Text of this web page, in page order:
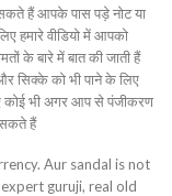
सकते हैं आपके पास पड़े नोट या
हमारे वीडियो में आपको
के बारे में बात की जाती हैं
सिक्के को भी पाने के लिए
कोई भी अगर आप से पंजीकरण
हैं
Aur sandal is not
guruji, real old